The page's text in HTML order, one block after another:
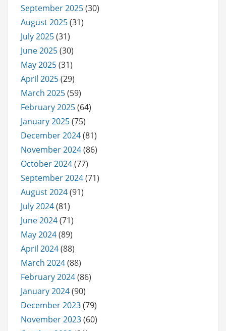
September 2025(30)
August 2025(31)
July 2025(31)
June 2025(30)
May 2025(31)
April 2025(29)
March 2025(59)
February 2025(64)
January 2025(75)
December 2024(81)
November 2024(86)
October 2024(77)
September 2024(71)
August 2024(91)
July 2024(81)
June 2024(71)
May 2024(89)
April 2024(88)
March 2024(88)
February 2024(86)
January 2024(90)
December 2023(79)
November 2023(60)